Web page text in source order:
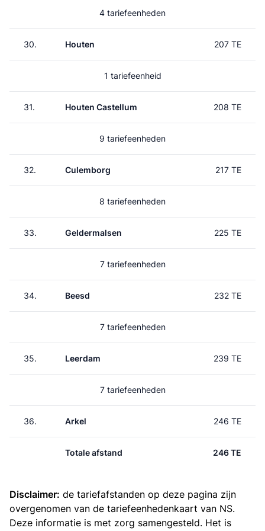
4 tariefeenheden
30. Houten 207 TE
1 tariefeenheid
31. Houten Castellum 208 TE
9 tariefeenheden
32. Culemborg 217 TE
8 tariefeenheden
33. Geldermalsen 225 TE
7 tariefeenheden
34. Beesd 232 TE
7 tariefeenheden
35. Leerdam 239 TE
7 tariefeenheden
36. Arkel 246 TE
Totale afstand 246 TE
Disclaimer: de tariefafstanden op deze pagina zijn
overgenomen van de tariefeenhedenkaart van NS.
Deze informatie is met zorg samengesteld. Het is